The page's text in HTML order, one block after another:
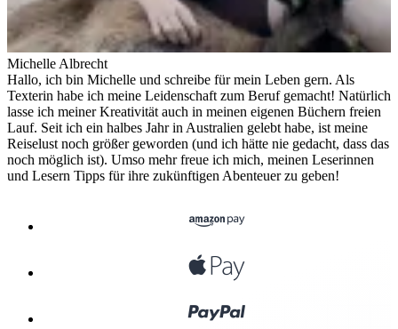
Michelle Albrecht
Hallo, ich bin Michelle und schreibe für mein Leben gern. Als
Texterin habe ich meine Leidenschaft zum Beruf gemacht! Natürlich
lasse ich meiner Kreativität auch in meinen eigenen Büchern freien
Lauf. Seit ich ein halbes Jahr in Australien gelebt habe, ist meine
Reiselust noch größer geworden (und ich hätte nie gedacht, dass das
noch möglich ist). Umso mehr freue ich mich, meinen Leserinnen
und Lesern Tipps für ihre zukünftigen Abenteuer zu geben!